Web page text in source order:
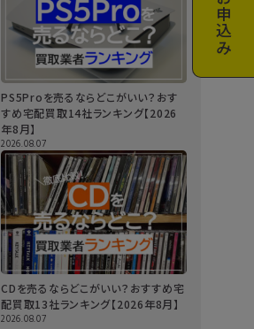
お申込み
PS5Proを売るならどこがいい？おす
すめ宅配買取14社ランキング【2026
年8月】
2026.08.07
CDを売るならどこがいい？おすすめ宅
配買取13社ランキング【2026年8月】
2026.08.07